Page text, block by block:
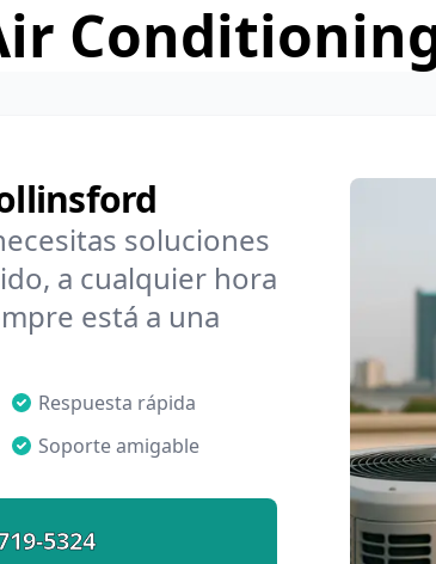
soluciones
a cualquier hora
está a una
Respuesta rápida
Soporte amigable
5324